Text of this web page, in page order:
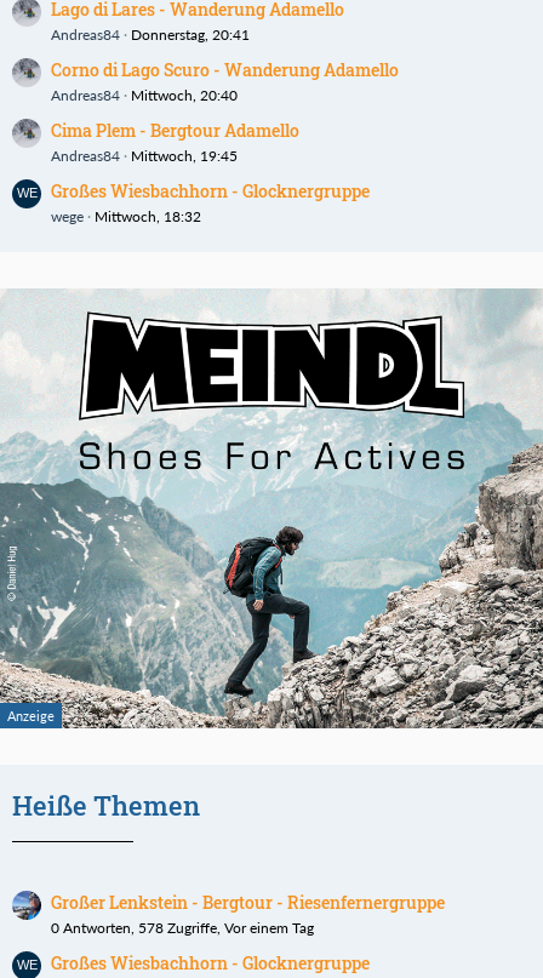
Lago di Lares - Wanderung Adamello
Andreas84 Donnerstag, 20:41
Corno di Lago Scuro - Wanderung Adamello
Andreas84 Mittwoch, 20:40
Cima Plem - Bergtour Adamello
Andreas84 Mittwoch, 19:45
Großes Wiesbachhorn - Glocknergruppe
wege Mittwoch, 18:32
Heiße Themen
Großer Lenkstein - Bergtour - Riesenfernergruppe
0 Antworten, 578 Zugriffe, Vor einem Tag
Großes Wiesbachhorn - Glocknergruppe